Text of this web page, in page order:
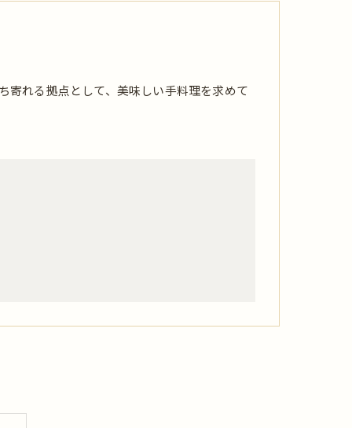
寄れる拠点として、美味しい手料理を求めて